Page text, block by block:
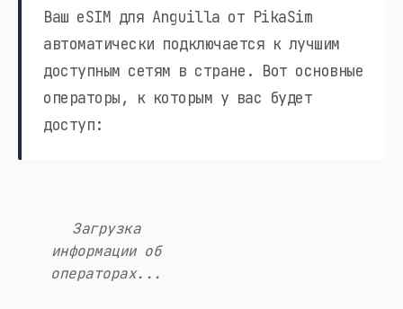
Ваш eSIM для Anguilla от PikaSim
автоматически подключается к лучшим
доступным сетям в стране. Вот основные
операторы, к которым у вас будет
доступ:
Загрузка
информации об
операторах...